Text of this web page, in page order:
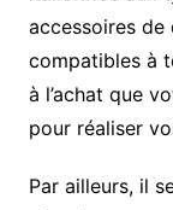
accessoires
compatibles à
à l’achat que
pour réaliser
Par ailleurs, il